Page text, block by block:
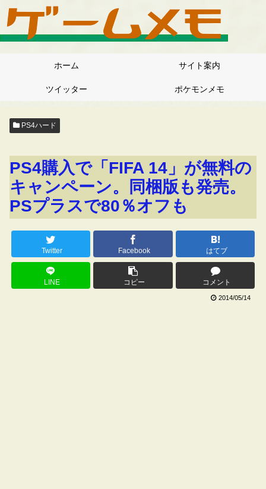
ホーム サイト案内
ツイッター ポケモンメモ
PS4ハード
PS4購入で「FIFA 14」が無料の
キャンペーン。同梱版も発売。
PSプラスで80％オフも
Twitter Facebook はてブ
LINE コピー コメント
2014/05/14